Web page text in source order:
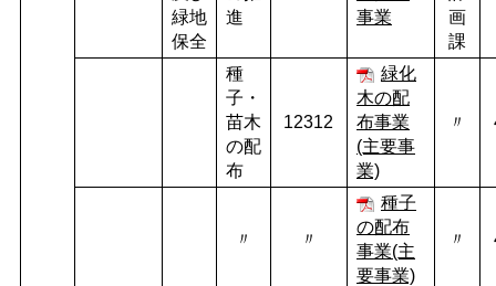
緑地
保全
進
事業
画
課
種
子・
苗木
の配
布
12312
緑化
木の配
布事業
(主要事
業)
〃
〃 〃
種子
の配布
事業(主
要事業)
〃